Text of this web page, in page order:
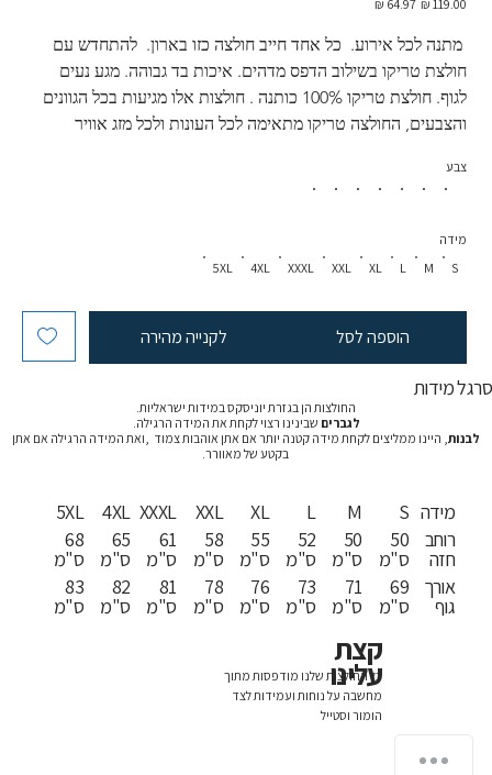
‏64.97 ‏₪
מתנה לכל אירוע.  כל אחד חייב חולצה כזו בארון.  להתחדש עם
חולצת טריקו בשילוב הדפס מדהים. איכות בד גבוהה. מגע נעים
לגוף. חולצת טריקו 100% כותנה . חולצות אלו מגיעות בכל הגוונים
והצבעים, החולצה טריקו מתאימה לכל העונות ולכל מזג אוויר
צבע
S
M
L
XL
XXL
XXXL
4XL
5XL
מידה
הוספה לסל לקנייה מהירה
סרגל מידות
החולצות הן בגזרת יוניסקס במידות ישראליות.
לגברים שבינינו רצוי לקחת את המידה הרגילה.
לבנות, היינו ממליצים לקחת מידה קטנה יותר אם אתן אוהבות צמוד ,ואת המידה הרגילה אם אתן
בקטע של מאוורר.
5XL
68
ס"מ
83
ס"מ
4XL
65
ס"מ
82
ס"מ
XXXL
61
ס"מ
81
ס"מ
XXL
58
ס"מ
78
ס"מ
XL
55
ס"מ
76
ס"מ
L
52
ס"מ
73
ס"מ
M
50
ס"מ
71
ס"מ
S
50
ס"מ
69
ס"מ
מידה
רוחב
חזה
אורך
גוף
כל החולצות שלנו מודפסות מתוך
מחשבה על נוחות ועמידות לצד
הומור וסטייל
קצת
עלינו